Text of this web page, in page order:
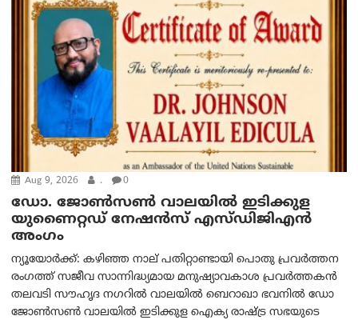
Aug 9, 2026 . 0
ഡോ. ജോൺസൺ വാലയിൽ ഇടിക്കുള
യുണൈറ്റഡ് നേഷൻസ് എസ്ഡിജിഎൻ
അംഗം
ന്യൂയോര്‍ക്ക്: കഴിഞ്ഞ നാല് പതിറ്റാണ്ടായി പൊതു പ്രവർത്തന
രംഗത്ത് സജീവ സാന്നിദ്ധ്യമായ മനുഷ്യാവകാശ പ്രവർത്തകൻ
തലവടി സൗഹൃദ നഗറിൽ വാലയിൽ ബെറാഖാ ഭവനിൽ ഡോ
ജോൺസൺ വാലയിൽ ഇടിക്കുള ഐക്യ രാഷ്ട്ര സഭയുടെ